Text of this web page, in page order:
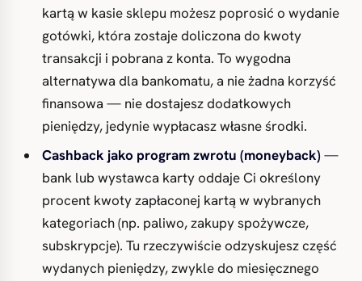
kartą w kasie sklepu możesz poprosić o wydanie
gotówki, która zostaje doliczona do kwoty
transakcji i pobrana z konta. To wygodna
alternatywa dla bankomatu, a nie żadna korzyść
finansowa — nie dostajesz dodatkowych
pieniędzy, jedynie wypłacasz własne środki.
Cashback jako program zwrotu (moneyback)—
bank lub wystawca karty oddaje Ci określony
procent kwoty zapłaconej kartą w wybranych
kategoriach (np. paliwo, zakupy spożywcze,
subskrypcje). Tu rzeczywiście odzyskujesz część
wydanych pieniędzy, zwykle do miesięcznego